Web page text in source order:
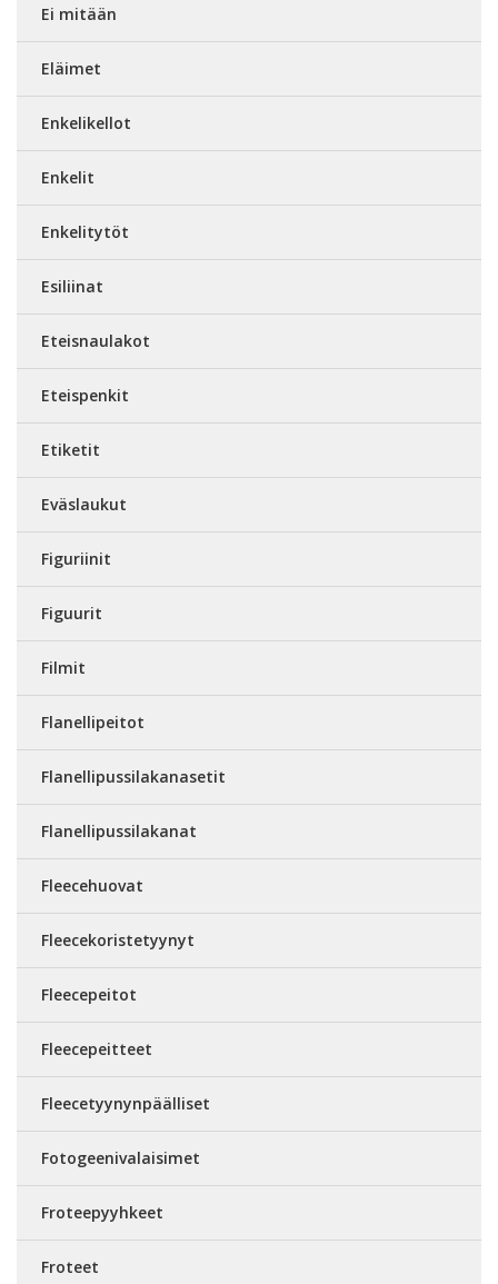
Ei mitään
Eläimet
Enkelikellot
Enkelit
Enkelitytöt
Esiliinat
Eteisnaulakot
Eteispenkit
Etiketit
Eväslaukut
Figuriinit
Figuurit
Filmit
Flanellipeitot
Flanellipussilakanasetit
Flanellipussilakanat
Fleecehuovat
Fleecekoristetyynyt
Fleecepeitot
Fleecepeitteet
Fleecetyynynpäälliset
Fotogeenivalaisimet
Froteepyyhkeet
Froteet